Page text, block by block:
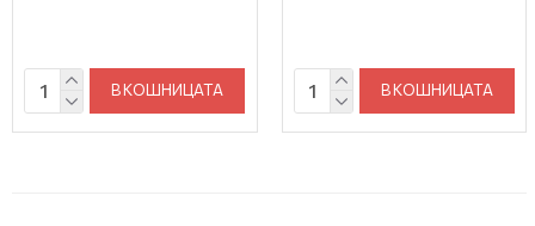
В КОШНИЦАТА В КОШНИЦАТА